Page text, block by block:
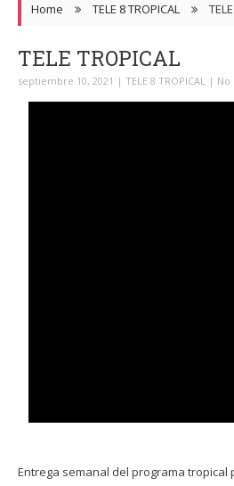
Home TELE 8 TROPICAL
TELE TROPICAL
septiembre 10, 2021 | TELE 8 TROPICAL | No
Entrega semanal del programa